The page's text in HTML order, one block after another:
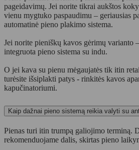
pageidavimų. Jei norite tikrai aukštos
vienu mygtuko paspaudimu – geriausias
automatinė pieno plakimo sistema.
Jei norite pieniškų kavos gėrimų varianto
integruota pieno sistema su indu.
O jei kava su pienu mėgaujatės tik itin
turėsite išsiplakti patys - rinkitės kavos
kapučinatoriumi.
Kaip dažnai pieno sistemą reikia valyti su
Pienas turi itin trumpą galiojimo terminą.
rekomenduojame dalis, skirtas pieno